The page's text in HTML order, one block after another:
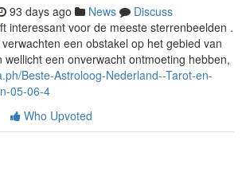
93 days ago News
Discuss
interessant voor de meeste sterrenbeelden .
een obstakel op het gebied van
wellicht een onverwacht ontmoeting hebben,
Beste-Astroloog-Nederland--Tarot-en-
05-06-4
Who Upvoted